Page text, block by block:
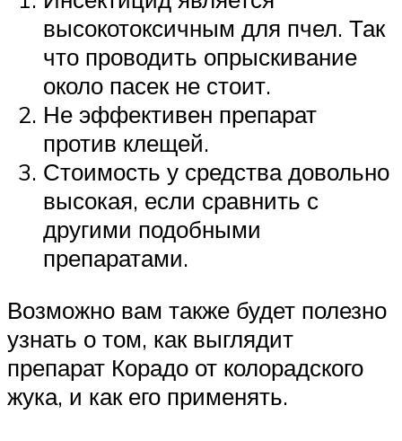
высокотоксичным для пчел. Так
что проводить опрыскивание
около пасек не стоит.
Не эффективен препарат
против клещей.
Стоимость у средства довольно
высокая, если сравнить с
другими подобными
препаратами.
Возможно вам также будет полезно
узнать о том, как выглядит
препарат Корадо от колорадского
жука, и как его применять.